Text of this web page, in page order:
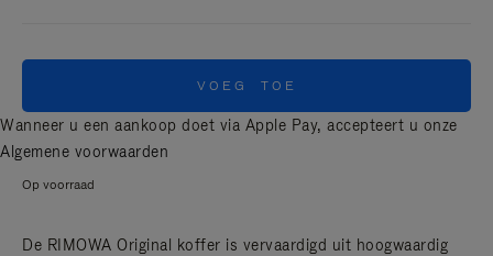
VOEG TOE
Wanneer u een aankoop doet via Apple Pay, accepteert u onze
Algemene voorwaarden
Op voorraad
De RIMOWA Original koffer is vervaardigd uit hoogwaardig